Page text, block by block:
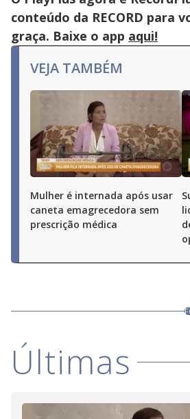
conteúdo da RECORD para
graça. Baixe o app aqui!
VEJA TAMBÉM
Mulher é internada após usar
caneta emagrecedora sem
prescrição médica
Últimas